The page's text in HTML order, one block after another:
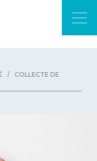
/
COLLECTE DE